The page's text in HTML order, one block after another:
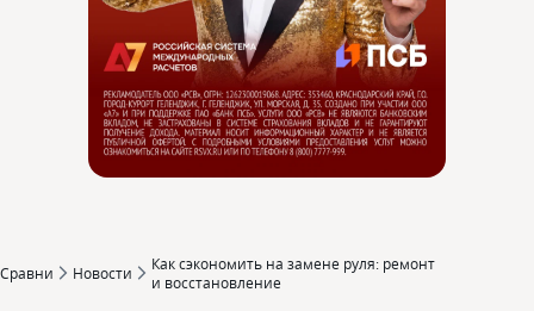
Сравни Новости
Как сэкономить на замене руля: ремонт
и восстановление